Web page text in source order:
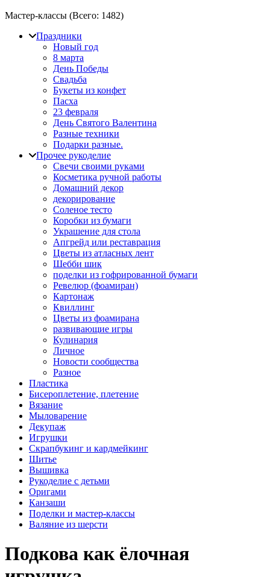
Мастер-классы (Всего: 1482)
Праздники
Новый год
8 марта
День Победы
Свадьба
Букеты из конфет
Пасха
23 февраля
День Святого Валентина
Разные техники
Подарки разные.
Прочее рукоделие
Свечи своими руками
Косметика ручной работы
Домашний декор
декорирование
Соленое тесто
Коробки из бумаги
Украшение для стола
Апгрейд или реставрация
Цветы из атласных лент
Шебби шик
поделки из гофрированной бумаги
Ревелюр (фоамиран)
Картонаж
Квиллинг
Цветы из фоамирана
развивающие игры
Кулинария
Личное
Новости сообщества
Разное
Пластика
Бисероплетение, плетение
Вязание
Мыловарение
Декупаж
Игрушки
Скрапбукинг и кардмейкинг
Шитье
Вышивка
Рукоделие с детьми
Оригами
Канзаши
Поделки и мастер-классы
Валяние из шерсти
Подкова как ёлочная